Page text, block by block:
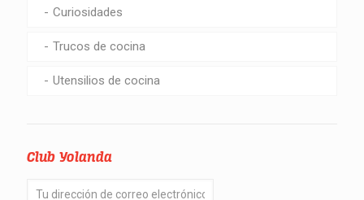
Curiosidades
Trucos de cocina
Utensilios de cocina
Club Yolanda